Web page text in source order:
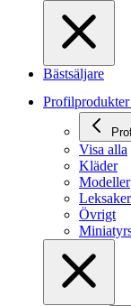
Bästsäljare
Profilprodukter
Visa alla
Kläder
Modeller
Övrigt